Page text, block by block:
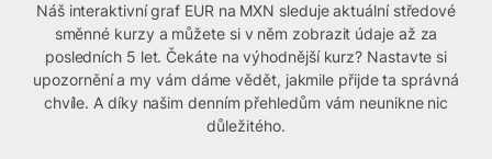
Náš interaktivní graf EUR na MXN sleduje aktuální středové
směnné kurzy a můžete si v něm zobrazit údaje až za
posledních 5 let. Čekáte na výhodnější kurz? Nastavte si
upozornění a my vám dáme vědět, jakmile přijde ta správná
chvíle. A díky našim denním přehledům vám neunikne nic
důležitého.